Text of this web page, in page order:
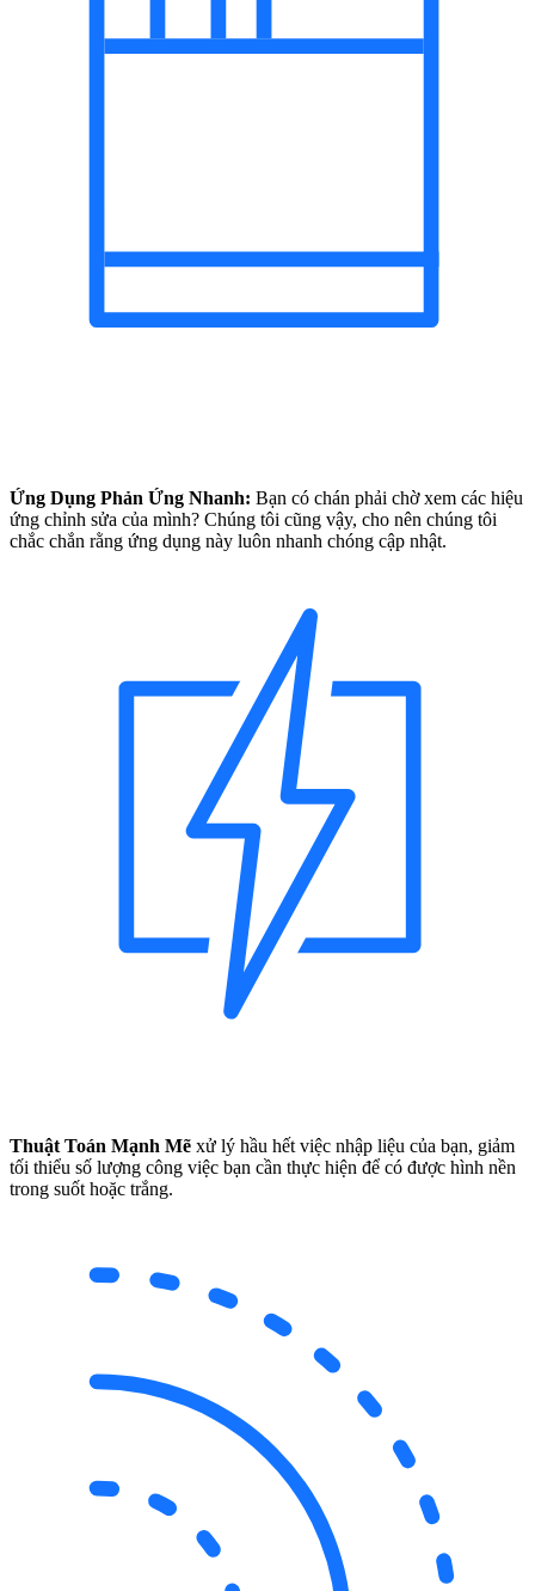
Ứng Dụng Phản Ứng Nhanh: Bạn có chán phải chờ xem các hiệu
ứng chỉnh sửa của mình? Chúng tôi cũng vậy, cho nên chúng tôi
chắc chắn rằng ứng dụng này luôn nhanh chóng cập nhật.
Thuật Toán Mạnh Mẽ xử lý hầu hết việc nhập liệu của bạn, giảm
tối thiểu số lượng công việc bạn cần thực hiện để có được hình nền
trong suốt hoặc trắng.